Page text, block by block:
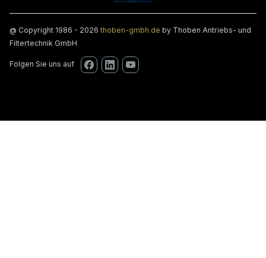
@ Copyright 1986 - 2026thoben-gmbh.de by Thoben Antriebs- und
Filtertechnik GmbH
Folgen Sie uns auf